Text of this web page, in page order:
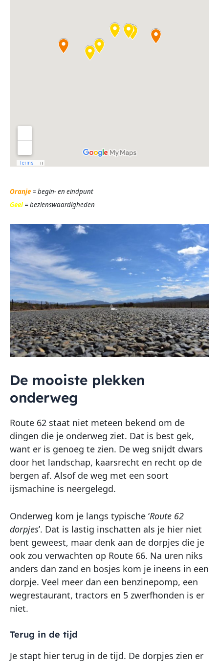
Oranje = begin- en eindpunt
Geel= bezienswaardigheden
De mooiste plekken
onderweg
Route 62 staat niet meteen bekend om de
dingen die je onderweg ziet. Dat is best gek,
want er is genoeg te zien. De weg snijdt dwars
door het landschap, kaarsrecht en recht op de
bergen af. Alsof de weg met een soort
ijsmachine is neergelegd.
Onderweg kom je langs typische ‘Route 62
dorpjes’. Dat is lastig inschatten als je hier niet
bent geweest, maar denk aan de dorpjes die je
ook zou verwachten op Route 66. Na uren niks
anders dan zand en bosjes kom je ineens in een
dorpje. Veel meer dan een benzinepomp, een
wegrestaurant, tractors en 5 zwerfhonden is er
niet.
Terug in de tijd
Je stapt hier terug in de tijd. De dorpjes zien er